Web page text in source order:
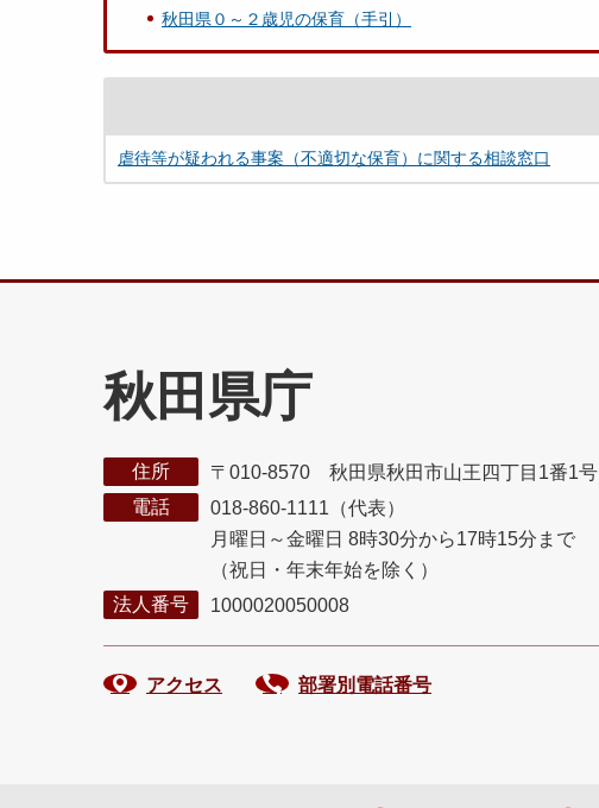
秋田県０～２歳児の保育（手引）
虐待等が疑われる事案（不適切な保育）に関する相談窓口
秋田県庁
住所
〒010-8570 秋田県秋田市山王四丁目1番1号
電話
018-860-1111（代表）
月曜日～金曜日 8時30分から17時15分まで
（祝日・年末年始を除く）
法人番号
1000020050008
アクセス 部署別電話番号